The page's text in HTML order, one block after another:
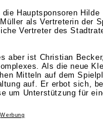
Hauptsponsoren Hilde
als Vertreterin der
Vertreter des
aber ist Christian
Als die neue
Mitteln auf dem
auf. Er erbot sich,
um Unterstützung für
Werbung